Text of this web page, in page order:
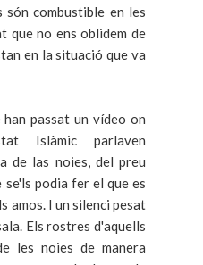
són combustible en les
que no ens oblidem de
en la situació que va
passat un vídeo on
Islàmic parlaven
de las noies, del preu
se'ls podia fer el que es
amos. I un silenci pesat
Els rostres d'aquells
les noies de manera